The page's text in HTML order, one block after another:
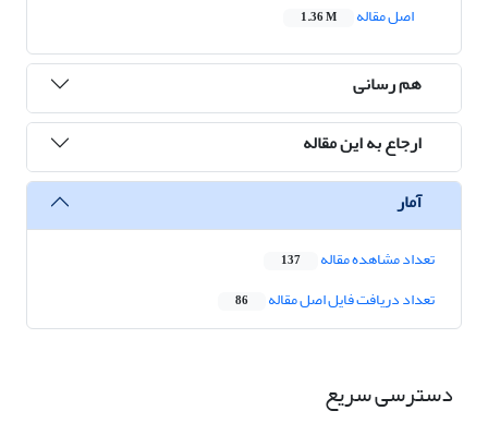
اصل مقاله
1.36 M
هم رسانی
ارجاع به این مقاله
آمار
تعداد مشاهده مقاله 137
تعداد دریافت فایل اصل مقاله 86
دسترسی سریع